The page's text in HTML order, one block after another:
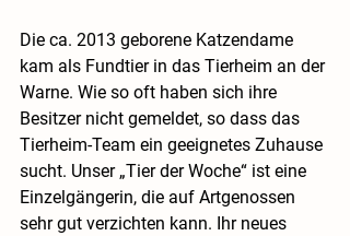
Die ca. 2013 geborene Katzendame
kam als Fundtier in das Tierheim an der
Warne. Wie so oft haben sich ihre
Besitzer nicht gemeldet, so dass das
Tierheim-Team ein geeignetes Zuhause
sucht. Unser „Tier der Woche“ ist eine
Einzelgängerin, die auf Artgenossen
sehr gut verzichten kann. Ihr neues